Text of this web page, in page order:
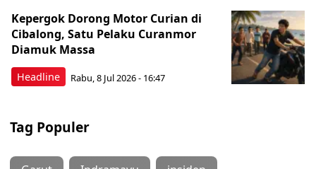
Headline
Kepergok Dorong Motor Curian di
Cibalong, Satu Pelaku Curanmor
Diamuk Massa
Rabu, 8 Jul 2026 - 16:47
Tag Populer